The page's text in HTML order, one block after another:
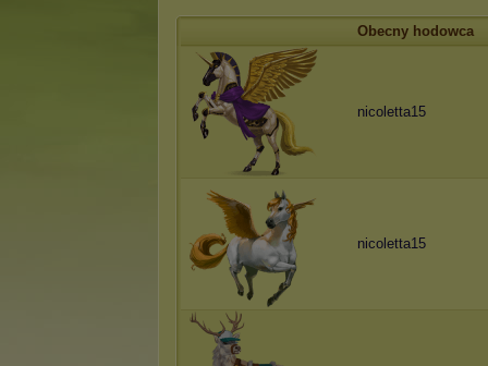
Obecny hodowca
nicoletta15
nicoletta15